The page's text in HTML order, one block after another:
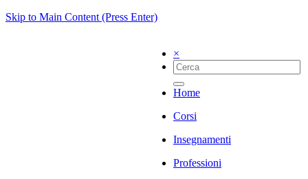
Skip to Main Content (Press Enter)
×
Home
Corsi
Insegnamenti
Professioni